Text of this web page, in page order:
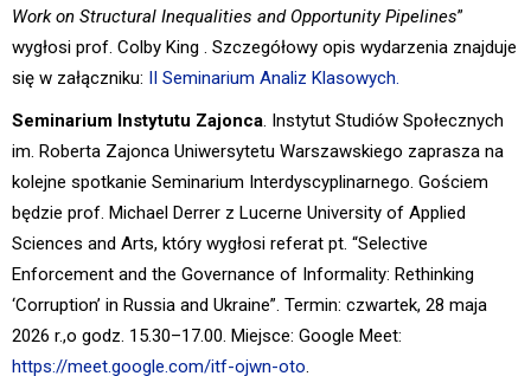
Work on Structural Inequalities and Opportunity Pipelines”
wygłosi prof. Colby King . Szczegółowy opis wydarzenia znajduje
się w załączniku: II Seminarium Analiz Klasowych.
Seminarium Instytutu Zajonca. Instytut Studiów Społecznych
im. Roberta Zajonca Uniwersytetu Warszawskiego zaprasza na
kolejne spotkanie Seminarium Interdyscyplinarnego. Gościem
będzie prof. Michael Derrer z Lucerne University of Applied
Sciences and Arts, który wygłosi referat pt. “Selective
Enforcement and the Governance of Informality: Rethinking
‘Corruption’ in Russia and Ukraine”. Termin: czwartek, 28 maja
2026 r.,o godz. 15.30–17.00. Miejsce: Google Meet:
https://meet.google.com/itf-ojwn-oto.